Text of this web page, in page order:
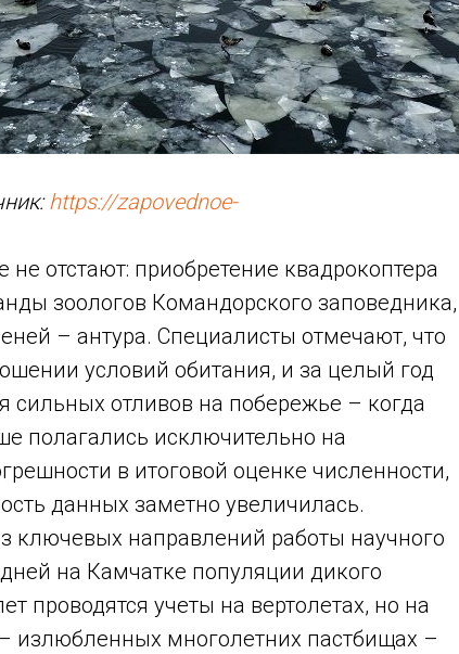
https://zapovednoe-
отстают: приобретение квадрокоптера
зоологов Командорского заповедника,
– антура. Специалисты отмечают, что
условий обитания, и за целый год
сильных отливов на побережье – когда
полагались исключительно на
в итоговой оценке численности,
данных заметно увеличилась.
ключевых направлений работы научного
на Камчатке популяции дикого
проводятся учеты на вертолетах, но на
излюбленных многолетних пастбищах –